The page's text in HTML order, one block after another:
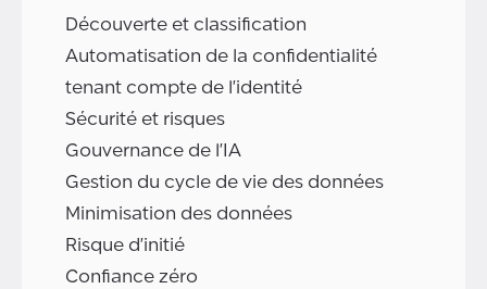
Découverte et classification
Automatisation de la confidentialité
tenant compte de l'identité
Sécurité et risques
Gouvernance de l'IA
Gestion du cycle de vie des données
Minimisation des données
Risque d'initié
Confiance zéro